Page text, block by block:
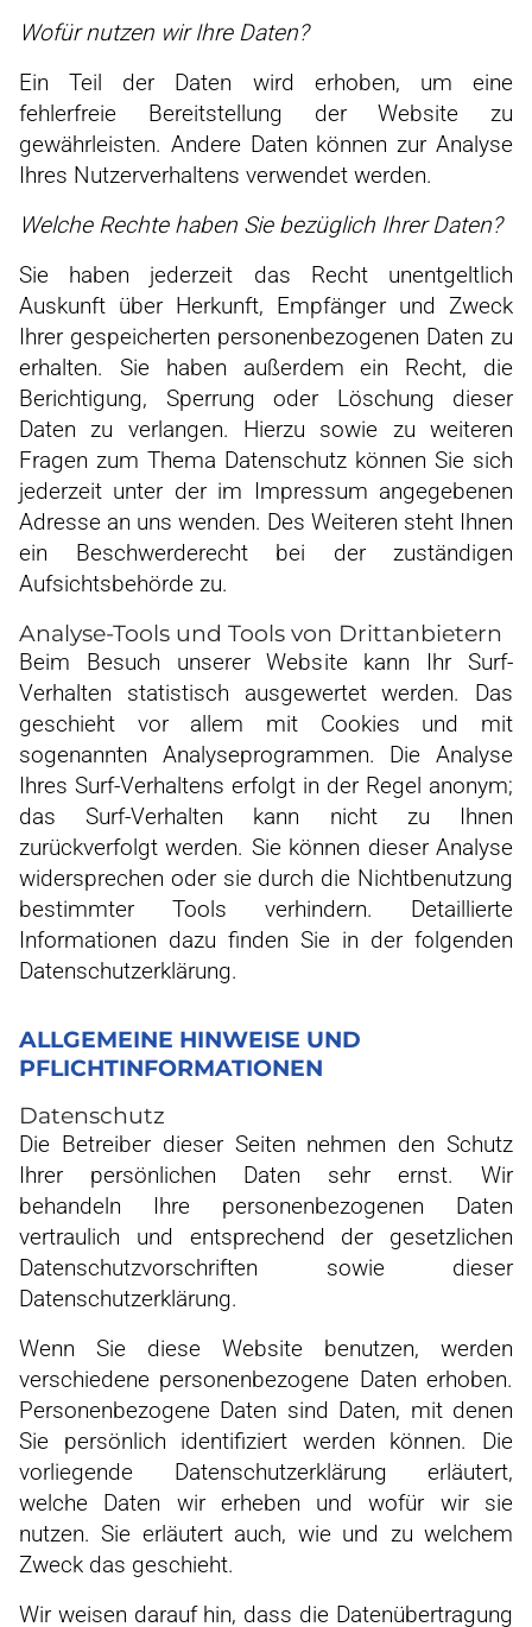
Wofür nutzen wir Ihre Daten?
Ein Teil der Daten wird erhoben, um eine
fehlerfreie Bereitstellung der Website zu
gewährleisten. Andere Daten können zur Analyse
Ihres Nutzerverhaltens verwendet werden.
Welche Rechte haben Sie bezüglich Ihrer Daten?
Sie haben jederzeit das Recht unentgeltlich
Auskunft über Herkunft, Empfänger und Zweck
Ihrer gespeicherten personenbezogenen Daten zu
erhalten. Sie haben außerdem ein Recht, die
Berichtigung, Sperrung oder Löschung dieser
Daten zu verlangen. Hierzu sowie zu weiteren
Fragen zum Thema Datenschutz können Sie sich
jederzeit unter der im Impressum angegebenen
Adresse an uns wenden. Des Weiteren steht Ihnen
ein Beschwerderecht bei der zuständigen
Aufsichtsbehörde zu.
Analyse-Tools und Tools von Drittanbietern
Beim Besuch unserer Website kann Ihr Surf-
Verhalten statistisch ausgewertet werden. Das
geschieht vor allem mit Cookies und mit
sogenannten Analyseprogrammen. Die Analyse
Ihres Surf-Verhaltens erfolgt in der Regel anonym;
das Surf-Verhalten kann nicht zu Ihnen
zurückverfolgt werden. Sie können dieser Analyse
widersprechen oder sie durch die Nichtbenutzung
bestimmter Tools verhindern. Detaillierte
Informationen dazu finden Sie in der folgenden
Datenschutzerklärung.
ALLGEMEINE HINWEISE UND
PFLICHTINFORMATIONEN
Datenschutz
Die Betreiber dieser Seiten nehmen den Schutz
Ihrer persönlichen Daten sehr ernst. Wir
behandeln Ihre personenbezogenen Daten
vertraulich und entsprechend der gesetzlichen
Datenschutzvorschriften sowie dieser
Datenschutzerklärung.
Wenn Sie diese Website benutzen, werden
verschiedene personenbezogene Daten erhoben.
Personenbezogene Daten sind Daten, mit denen
Sie persönlich identifiziert werden können. Die
vorliegende Datenschutzerklärung erläutert,
welche Daten wir erheben und wofür wir sie
nutzen. Sie erläutert auch, wie und zu welchem
Zweck das geschieht.
Wir weisen darauf hin, dass die Datenübertragung